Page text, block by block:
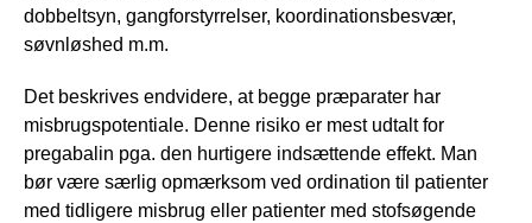
dobbeltsyn, gangforstyrrelser, koordinationsbesvær,
søvnløshed m.m.
Det beskrives endvidere, at begge præparater har
misbrugspotentiale. Denne risiko er mest udtalt for
pregabalin pga. den hurtigere indsættende effekt. Man
bør være særlig opmærksom ved ordination til patienter
med tidligere misbrug eller patienter med stofsøgende